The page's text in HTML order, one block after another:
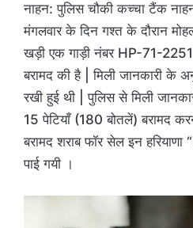
नाहन: पुलिस चौकी कच्चा टैंक
मंगलवार के दिन गश्त के दौरान
खड़ी एक गाड़ी नंबर HP-71-2251
बरामद की है | मिली जानकारी के
रखी हुई थी | पुलिस से मिली
15 पेटियाँ (180 बोतलें) बरामद
बरामद शराब फॉर सेल इन
पाई गयी ।